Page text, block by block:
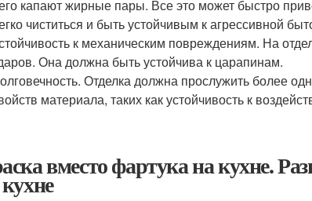
капают жирные пары. Все это может быстро
чиститься и быть устойчивым к агрессивной
к механическим повреждениям. На
Она должна быть устойчива к царапинам.
Отделка должна прослужить более
материала, таких как устойчивость к
вместо фартука на кухне.